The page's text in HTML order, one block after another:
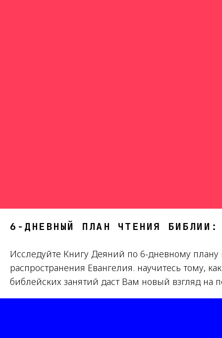
6-ДНЕВНЫЙ ПЛАН ЧТЕНИЯ
Исследуйте Книгу Деяний по 6-дневному плану
распространения Евангелия. научитесь тому,
библейских занятий даст Вам новый взгляд на